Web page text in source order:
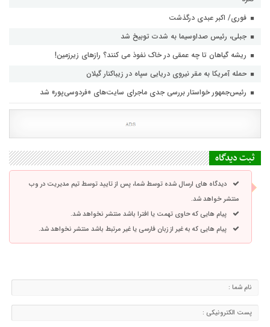
فوری/ اکبر عبدی درگذشت
جبلی، رئیس صداوسیما به شدت توبیخ شد
ریشه گیاهان تا چه عمقی در خاک نفوذ می کنند؟ رازهای زیرزمین!
حمله آمریکا به مقر نیروی دریایی سپاه در زیباکنار گیلان
رئیس‌جمهور خواستار بررسی جدی ماجرای سایت‌های «فردوسی‌پور» شد
ثبت دیدگاه
دیدگاه های ارسال شده توسط شما، پس از تایید توسط تیم مدیریت در وب
منتشر خواهد شد.
پیام هایی که حاوی تهمت یا افترا باشد منتشر نخواهد شد.
پیام هایی که به غیر از زبان فارسی یا غیر مرتبط باشد منتشر نخواهد شد.